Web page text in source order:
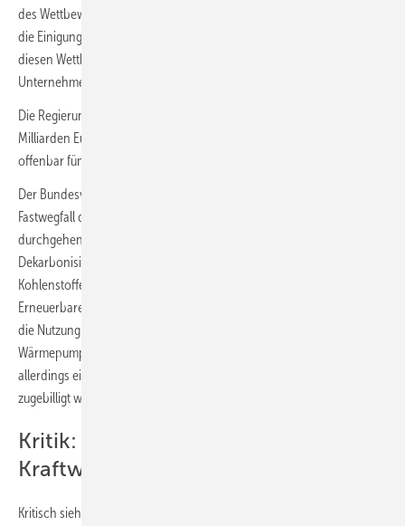
des Wettbewerbs moniert. Die Wirtschaftswoche kommentiert nun,
die Einigung bei der Stromkostenentlastung habe den Vorteil, dass sie
diesen Wettbewerb erhalte und nicht nur einige wenige sondern alle
Unternehmen entlaste.
Die Regierung rechnet nun mit Entlastungen von bis zu zwölf
Milliarden Euro schon im kommenden Jahr. Das Programm soll
offenbar fünf Jahre lang wirksam sein.
Der Bundesverband Erneuerbare Energie (BEE) lobte derweil den
Fastwegfall der Stromsteuer. Dies könne Impulse für die
durchgehende Elektrifizierung der Energienutzung und damit eine
Dekarbonisierung geben – also den Wegfall der
Kohlenstoffemissionen dank der Nutzung von Strom nur aus
Erneuerbare-Energien-Anlagen ohne Verbrennungstechnologie. Um
die Nutzung grüner Technologien in der Breite weiter anzureizen wie
Wärmepumpen oder Energiespeicher sollte die Stromsteuersenkung
allerdings eigentlich allen Verbraucherinnen und Verbrauchern
zugebilligt werden, mahnte der BEE.
Kritik: Subvention für fossile
Kraftwerke – was passiert mit PPA?
Kritisch sieht der Erneuerbaren-Branchenverband allerdings die